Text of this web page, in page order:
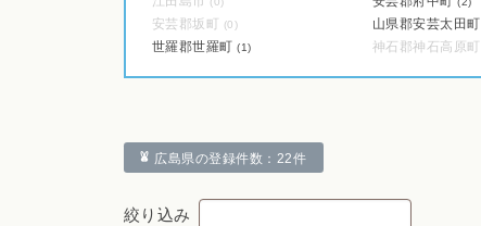
安芸郡坂町 (0) 山県郡安芸太田町
世羅郡世羅町 (1) 神石郡神石高原町
広島県の登録件数：22件
絞り込み